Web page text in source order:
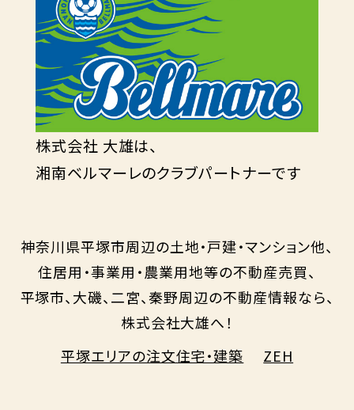
株式会社 大雄は、
湘南ベルマーレのクラブパートナーです
神奈川県平塚市周辺の土地・戸建・マンション他、
住居用・事業用・農業用地等の不動産売買、
平塚市、大磯、二宮、秦野周辺の不動産情報なら、
株式会社大雄へ！
平塚エリアの注文住宅・建築
ZEH